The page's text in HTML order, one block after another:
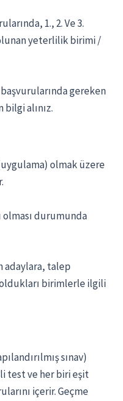
1., 2. Ve 3.
yeterlilik birimi /
gereken
bilgi alınız.
olmak üzere
olması durumunda
adaylara, talep
birimlerle ilgili
sınav)
test ve her biri eşit
içerir. Geçme